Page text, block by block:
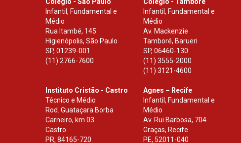
Infantil, Fundamental e
Médio
Rua Itambé, 145
Higienópolis, São Paulo
SP, 01239-001
(11) 2766-7600
Infantil, Fundamental e
Médio
Av. Mackenzie
Tamboré, Barueri
SP,06460-130
(11) 3555-2000
(11) 3121-4600
Instituto Cristão - Castro
Técnico e Médio
Rod. Guataçara Borba
Carneiro, km 03
Castro
PR, 84165-720
Agnes – Recife
Infantil, Fundamental e
Médio
Av. Rui Barbosa, 704
Graças, Recife
PE, 52011-040